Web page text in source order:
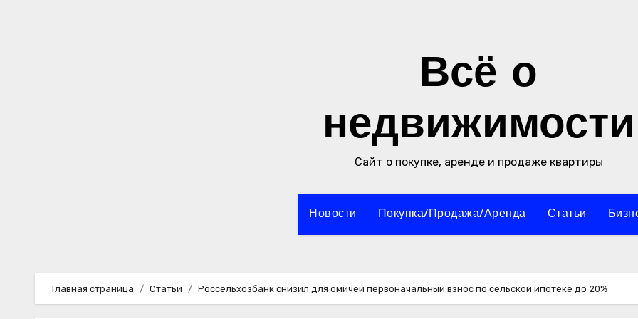
Всё о
недвижимости
Сайт о покупке, аренде и продаже квартиры
Новости Покупка/Продажа/Аренда Статьи
Главная страница Статьи Россельхозбанк снизил для омичей первоначальный взнос по сельской ипотеке до 20%